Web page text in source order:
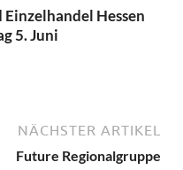
Hessen
5. Juni
NÄCHSTER ARTIKEL
Future Regionalgruppe